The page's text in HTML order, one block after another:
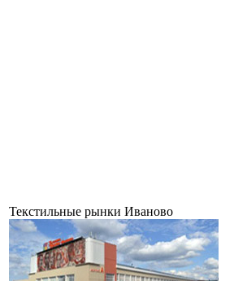
Текстильные рынки Иваново